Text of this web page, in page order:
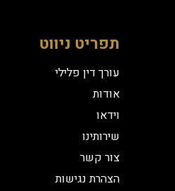
תפריט ניווט
עורך דין פלילי
אודות
וידאו
שירותינו
צור קשר
הצהרת נגישות